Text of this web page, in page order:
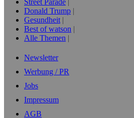
Street Parade
Donald Trump
Gesundheit
Best of watson
Alle Themen
Newsletter
Werbung / PR
Jobs
Impressum
AGB